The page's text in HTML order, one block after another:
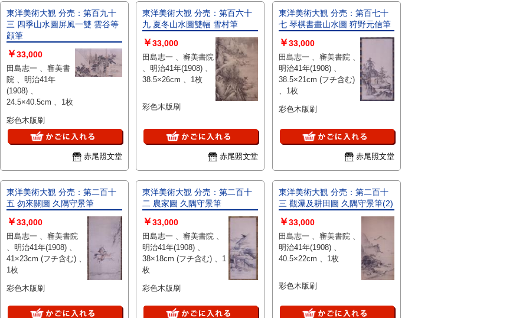
東洋美術大観 分売：第百九十
三 四季山水圖屏風一雙 雲谷等
顔筆
￥33,000
田島志一 、審美書
院 、明治41年
(1908) 、
24.5×40.5cm 、1枚
彩色木版刷
赤尾照文堂
東洋美術大観 分売：第百六十
九 夏冬山水圖雙幅 雪村筆
￥33,000
田島志一 、審美書院
、明治41年(1908) 、
38.5×26cm 、1枚
彩色木版刷
赤尾照文堂
東洋美術大観 分売：第百七十
七 琴棋書畫山水圖 狩野元信筆
￥33,000
田島志一 、審美書院 、
明治41年(1908) 、
38.5×21cm (フチ含む)
、1枚
彩色木版刷
赤尾照文堂
東洋美術大観 分売：第二百十
五 勿來關圖 久隅守景筆
￥33,000
田島志一 、審美書院
、明治41年(1908) 、
41×23cm (フチ含む) 、
1枚
彩色木版刷
東洋美術大観 分売：第二百十
二 農家圖 久隅守景筆
￥33,000
田島志一 、審美書院 、
明治41年(1908) 、
38×18cm (フチ含む) 、1
枚
彩色木版刷
東洋美術大観 分売：第二百十
三 觀瀑及耕田圖 久隅守景筆(2)
￥33,000
田島志一 、審美書院 、
明治41年(1908) 、
40.5×22cm 、1枚
彩色木版刷